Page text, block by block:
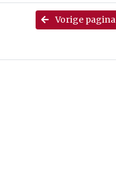
Vorige pagina